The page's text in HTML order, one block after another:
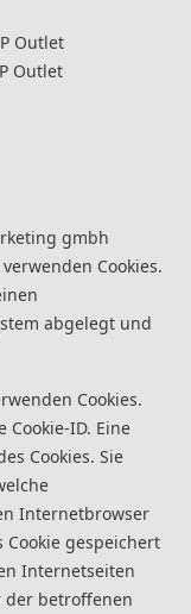
Outlet
Outlet
gmbh
Cookies.
abgelegt und
Cookies.
Cookie-ID. Eine
Cookies. Sie
Internetbrowser
gespeichert
Internetseiten
der betroffenen